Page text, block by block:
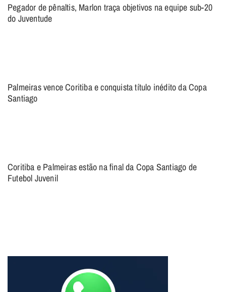
Pegador de pênaltis, Marlon traça objetivos na equipe sub-20
do Juventude
Palmeiras vence Coritiba e conquista título inédito da Copa
Santiago
Coritiba e Palmeiras estão na final da Copa Santiago de
Futebol Juvenil